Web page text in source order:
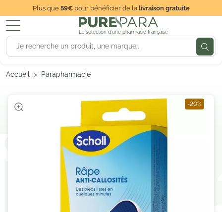
Plus que59€pour bénéficier de lalivraison gratuite
La sélection d'une pharmacie française
Accueil Parapharmacie
-20%